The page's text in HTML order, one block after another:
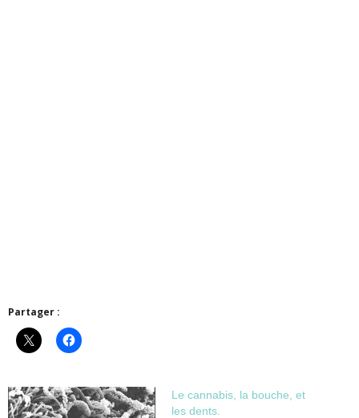
Partager :
Le cannabis, la bouche, et
les dents.